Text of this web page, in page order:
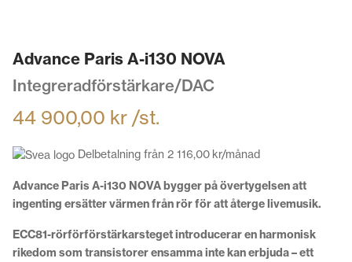
Advance Paris A-i130 NOVA
Integreradförstärkare/DAC
44 900,00 kr /st.
Delbetalning från 2 116,00 kr/månad
Advance Paris A-i130 NOVA bygger på övertygelsen att
ingenting ersätter värmen från rör för att återge livemusik.
ECC81-rörförförstärkarsteget introducerar en harmonisk
rikedom som transistorer ensamma inte kan erbjuda – ett